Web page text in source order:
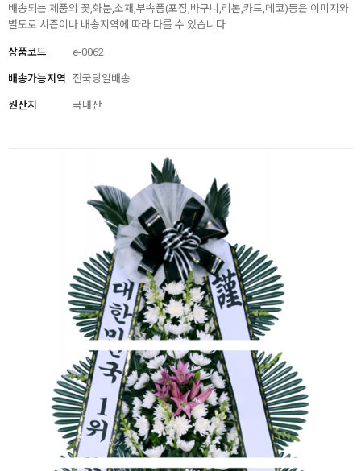
배송되는 제품의 꽃,화분,소재,부속품(포장,바구니,리본,카드,데코)등은 이미지와
별도로 시즌이나 배송지역에 따라 다를 수 있습니다
상품코드 e-0062
배송가능지역 전국당일배송
원산지 국내산